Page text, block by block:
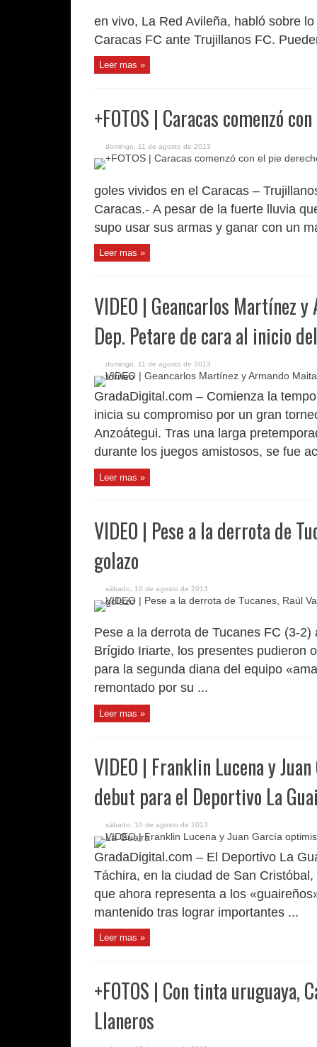
en vivo, La Red Avileña, habló sobre
Caracas FC ante Trujillanos FC.
Leer mas »
+FOTOS | Caracas comenzó
domingo, 11 de agosto de 2013
goles vividos en el Caracas –
Caracas.- A pesar de la fuerte lluvia
supo usar sus armas y ganar con un
Leer mas »
VIDEO | Geancarlos Martínez
Dep. Petare de cara al inicio
domingo, 11 de agosto de 2013
GradaDigital.com – Comienza la
inicia su compromiso por un gran
Anzoátegui. Tras una larga
durante los juegos amistosos, se fue
Leer mas »
VIDEO | Pese a la derrota de
golazo
sábado, 10 de agosto de 2013
Pese a la derrota de Tucanes FC (3-
Brígido Iriarte, los presentes pudieron
para la segunda diana del equipo
remontado por su ...
Leer mas »
VIDEO | Franklin Lucena y
debut para el Deportivo La
sábado, 10 de agosto de 2013
GradaDigital.com – El Deportivo La
Táchira, en la ciudad de San
que ahora representa a los
mantenido tras lograr importantes ...
Leer mas »
+FOTOS | Con tinta uruguaya,
Llaneros